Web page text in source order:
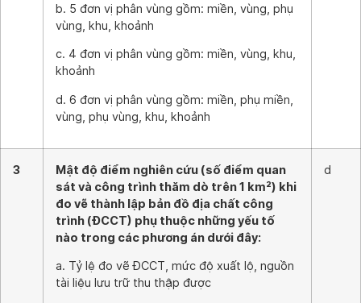
b. 5 đơn vị phân vùng gồm: miền, vùng, phụ
vùng, khu, khoảnh
c. 4 đơn vị phân vùng gồm: miền, vùng, khu,
khoảnh
d. 6 đơn vị phân vùng gồm: miền, phụ miền,
vùng, phụ vùng, khu, khoảnh
3
Mật độ điểm nghiên cứu (số điểm quan
sát và công trình thăm dò trên 1 km²) khi
đo vẽ thành lập bản đồ địa chất công
trình (ĐCCT) phụ thuộc những yếu tố
nào trong các phương án dưới đây:
a. Tỷ lệ đo vẽ ĐCCT, mức độ xuất lộ, nguồn
tài liệu lưu trữ thu thập được
d